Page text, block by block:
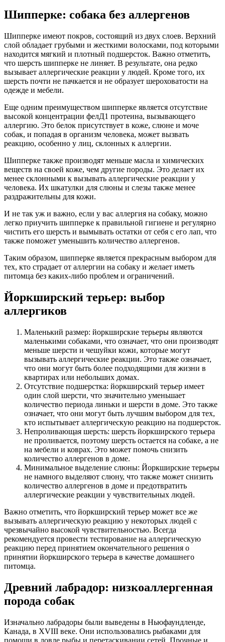
Шипперке: собака без аллергенов
Шипперке имеют покров, состоящий из двух слоев. Верхний
слой обладает грубыми и жесткими волосками, под которыми
находится мягкий и плотный подшерсток. Важно отметить,
что шерсть шипперке не линяет. В результате, она редко
вызывает аллергические реакции у людей. Кроме того, их
шерсть почти не пачкается и не образует шероховатости на
одежде и мебели.
Еще одним преимуществом шипперке является отсутствие
высокой концентрации фелД1 протеина, вызывающего
аллергию. Это белок присутствует в коже, слюне и моче
собак, и попадая в организм человека, может вызвать
реакцию, особенно у лиц, склонных к аллергии.
Шипперке также производят меньше масла и химических
веществ на своей коже, чем другие породы. Это делает их
менее склонными к вызывать аллергические реакции у
человека. Их шкатулки для слюны и слезы также менее
раздражительны для кожи.
И не так уж и важно, если у вас аллергия на собаку, можно
легко приучить шипперке к правильной гигиене и регулярно
чистить его шерсть и вымывать остатки от себя с его лап, что
также поможет уменьшить количество аллергенов.
Таким образом, шипперке является прекрасным выбором для
тех, кто страдает от аллергии на собаку и желает иметь
питомца без каких-либо проблем и ограничений.
Йоркширский терьер: выбор
аллергиков
Маленький размер: йоркширские терьеры являются
маленькими собаками, что означает, что они производят
меньше шерсти и чешуйки кожи, которые могут
вызывать аллергические реакции. Это также означает,
что они могут быть более подходящими для жизни в
квартирах или небольших домах.
Отсутствие подшерстка: йоркширский терьер имеет
один слой шерсти, что значительно уменьшает
количество периода линьки и шерсти в доме. Это также
означает, что они могут быть лучшим выбором для тех,
кто испытывает аллергическую реакцию на подшерсток.
Непроливающая шерсть: шерсть йоркширского терьера
не проливается, поэтому шерсть остается на собаке, а не
на мебели и коврах. Это может помочь снизить
количество аллергенов в доме.
Минимальное выделение слюны: Йоркширские терьеры
не намного выделяют слюну, что также может снизить
количество аллергенов в доме и предотвратить
аллергические реакции у чувствительных людей.
Важно отметить, что йоркширский терьер может все же
вызывать аллергическую реакцию у некоторых людей с
чрезвычайно высокой чувствительностью. Всегда
рекомендуется провести тестирование на аллергическую
реакцию перед принятием окончательного решения о
принятии йоркширского терьера в качестве домашнего
питомца.
Древний лабрадор: низкоаллергенная
порода собак
Изначально лабрадоры были выведены в Ньюфаундленде,
Канада, в XVIII веке. Они использовались рыбаками для
помощи в ловле рыбы и перетаскивании сетей. Прочные и